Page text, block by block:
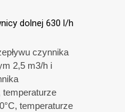
dolnej 630 l/h
czynnika
2,5 m3/h i
temperaturze
, temperaturze